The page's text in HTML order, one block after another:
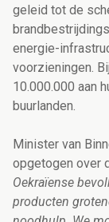
geleid tot de
energie-
voorzieningen.
10.000.000 aan
buurlanden.
Minister van
opgetogen over
Oekraïense
producten